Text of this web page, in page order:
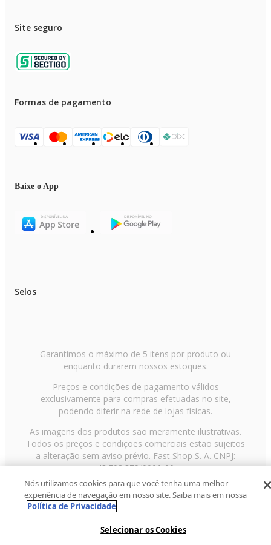
Site seguro
Formas de pagamento
Baixe o App
Selos
Garantimos o máximo de 5 itens por produto ou
enquanto durarem nossos estoques.
Preços e condições de pagamento válidos
exclusivamente para compras efetuadas no site,
podendo diferir na rede de lojas físicas.
As imagens dos produtos são meramente ilustrativas.
Todos os preços e condições comerciais estão sujeitos
a alteração sem aviso prévio. Fast Shop S. A. CNPJ:
43.708.379/0001-00
Avenida Zaki Narchi, nº 1650, sobreloja, Carandiru, São
Paulo/SP, CEP 02029-001, Telefone: 11 3003-3728 ©
2013 Fast Shop - Todos os direitos reservados
Nós utilizamos cookies para que você tenha uma melhor
experiência de navegação em nosso site. Saiba mais em nossa
Política de Privacidade
Selecionar os Cookies